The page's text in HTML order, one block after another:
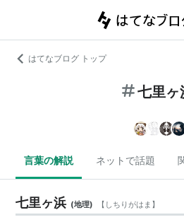
はてなブログ トップ
七里ヶ
言葉の解説 ネットで話題
七里ヶ浜 (地理) 【 しちりがはま 】